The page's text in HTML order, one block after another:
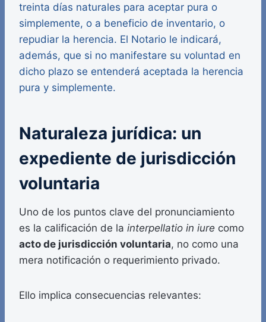
treinta días naturales para aceptar pura o
simplemente, o a beneficio de inventario, o
repudiar la herencia. El Notario le indicará,
además, que si no manifestare su voluntad en
dicho plazo se entenderá aceptada la herencia
pura y simplemente.
Naturaleza jurídica: un
expediente de jurisdicción
voluntaria
Uno de los puntos clave del pronunciamiento
es la calificación de la interpellatio in iure como
acto de jurisdicción voluntaria, no como una
mera notificación o requerimiento privado.
Ello implica consecuencias relevantes: